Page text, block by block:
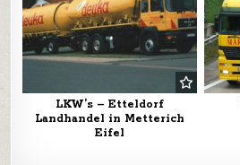
LKW’s – Etteldorf
Landhandel in Metterich
Eifel